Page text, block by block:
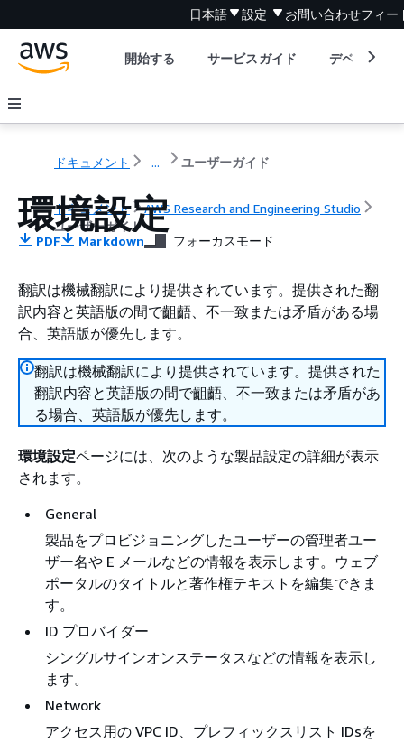
日本語 設定 お問い合わせフィー
開始する サービスガイド デベロッパ
ドキュメント ... ユーザーガイド
ドキュメント
AWS Research and Engineering Studio
ユーザーガイド
環境設定
PDF Markdown フォーカスモード
翻訳は機械翻訳により提供されています。提供された翻
訳内容と英語版の間で齟齬、不一致または矛盾がある場
合、英語版が優先します。
翻訳は機械翻訳により提供されています。提供された
翻訳内容と英語版の間で齟齬、不一致または矛盾があ
る場合、英語版が優先します。
環境設定ページには、次のような製品設定の詳細が表示
されます。
General
製品をプロビジョニングしたユーザーの管理者ユー
ザー名や E メールなどの情報を表示します。ウェブ
ポータルのタイトルと著作権テキストを編集できま
す。
ID プロバイダー
シングルサインオンステータスなどの情報を表示し
ます。
Network
アクセス用の VPC ID、プレフィックスリスト IDsを